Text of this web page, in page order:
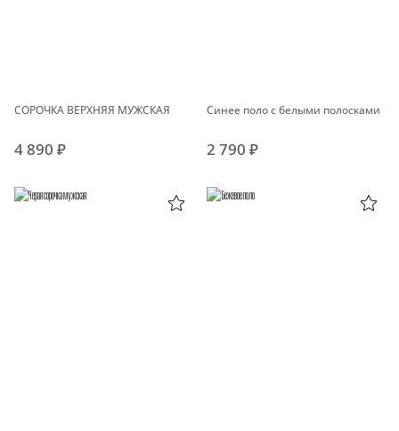
СОРОЧКА ВЕРХНЯЯ МУЖСКАЯ
4 890 ₽
Синее поло с белыми полосками
2 790 ₽